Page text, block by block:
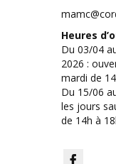
Heures
Du 03/04
2026 :
mardi de
Du 15/06
les jours
de 14h à